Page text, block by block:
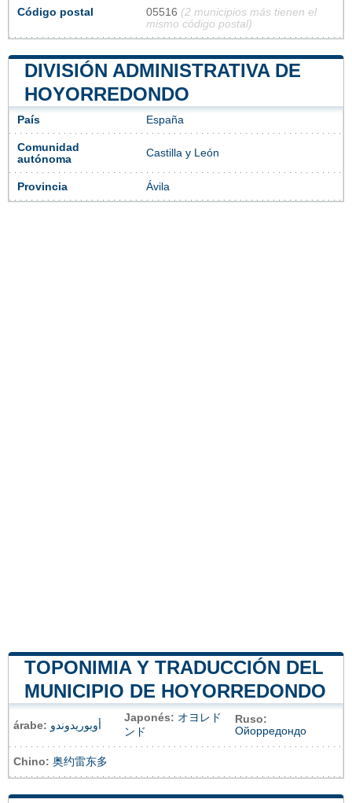
Código postal 05516 (2 municipios más tienen el
mismo código postal)
DIVISIÓN ADMINISTRATIVA DE
HOYORREDONDO
País España
Comunidad
autónoma
Castilla y León
Provincia Ávila
TOPONIMIA Y TRADUCCIÓN DEL
MUNICIPIO DE HOYORREDONDO
árabe: أويوريدوندو
Japonés: オヨレド
ンド
Ruso:
Ойорредондо
Chino: 奥约雷东多